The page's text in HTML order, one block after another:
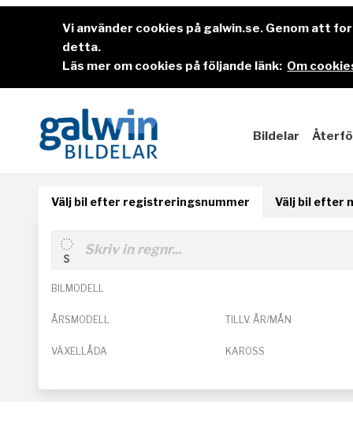
Vi använder cookies på galwin.se. Genom att
detta.
Läs mer om cookies på följande länk: Om
Bildelar
Välj bil efter registreringsnummer Välj bil efter
BILMODELL
ÅRSMODELL TILLV. ÅR/MÅN
VÄXELLÅDA KAROSS